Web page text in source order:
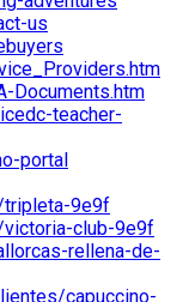
us
Documents.htm
teacher-
portal
9e9f
club-9e9f
rellena-de-
capuccino-